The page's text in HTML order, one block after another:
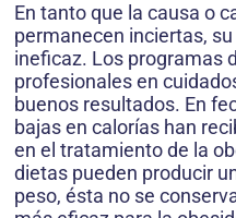
En tanto que la causa o
permanecen inciertas,
ineficaz. Los programas
profesionales en
buenos resultados. En
bajas en calorías han
en el tratamiento de la
dietas pueden producir
peso, ésta no se